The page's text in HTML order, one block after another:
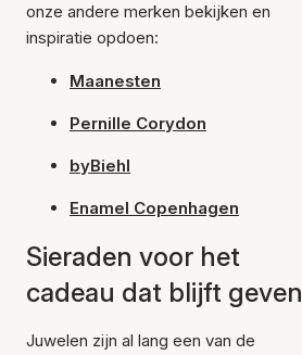
onze andere merken bekijken en
inspiratie opdoen:
Maanesten
Pernille Corydon
byBiehl
Enamel Copenhagen
Sieraden voor het
cadeau dat blijft geven
Juwelen zijn al lang een van de